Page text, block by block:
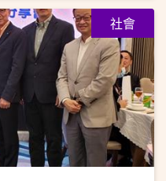
社會